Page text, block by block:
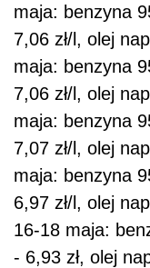
maja: benzyna
7,06 zł/l, olej
maja: benzyna
7,06 zł/l, olej
maja: benzyna
7,07 zł/l, olej
maja: benzyna
6,97 zł/l, olej
16-18 maja:
- 6,93 zł, olej